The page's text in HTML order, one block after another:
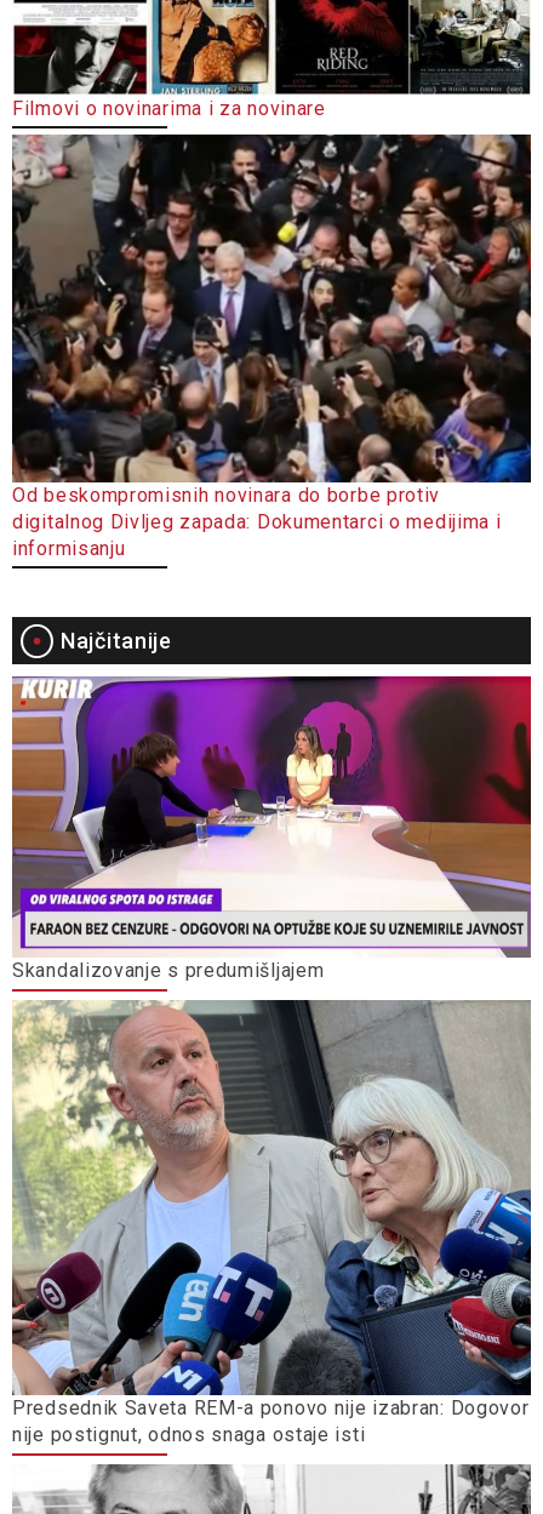
Filmovi o novinarima i za novinare
Od beskompromisnih novinara do borbe protiv
digitalnog Divljeg zapada: Dokumentarci o medijima i
informisanju
Najčitanije
Skandalizovanje s predumišljajem
Predsednik Saveta REM-a ponovo nije izabran: Dogovor
nije postignut, odnos snaga ostaje isti